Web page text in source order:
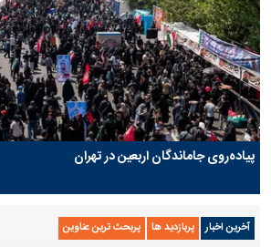
پیاده‌روی جاماندگان اربعین در تهران
آخرین اخبار پربازدید ها پربحث ترین عناوین